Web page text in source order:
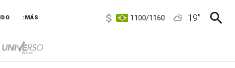
:MÁS
1100/1160
19°